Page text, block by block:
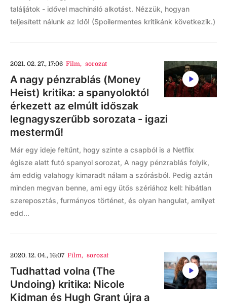
találjátok - idővel machináló alkotást. Nézzük, hogyan
teljesített nálunk az Idő! (Spoilermentes kritikánk következik.)
2021. 02. 27., 17:06 Film, sorozat
A nagy pénzrablás (Money
Heist) kritika: a spanyoloktól
érkezett az elmúlt időszak
legnagyszerűbb sorozata - igazi
mestermű!
Már egy ideje feltűnt, hogy szinte a csapból is a Netflix
égisze alatt futó spanyol sorozat, A nagy pénzrablás folyik,
ám eddig valahogy kimaradt nálam a szórásból. Pedig aztán
minden megvan benne, ami egy ütős szériához kell: hibátlan
szereposztás, furmányos történet, és olyan hangulat, amilyet
edd...
2020. 12. 04., 16:07 Film, sorozat
Tudhattad volna (The
Undoing) kritika: Nicole
Kidman és Hugh Grant újra a